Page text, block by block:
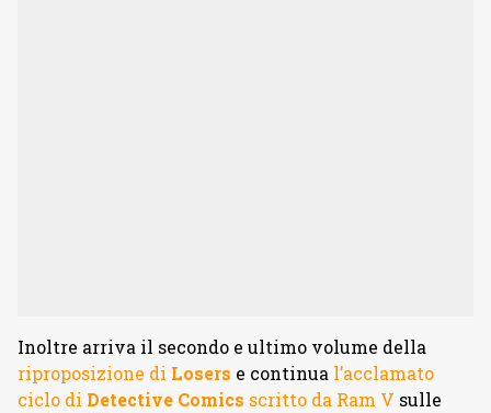
Inoltre arriva il secondo e ultimo volume della
riproposizione di Losers e continua l’acclamato
ciclo di Detective Comics scritto da Ram V sulle